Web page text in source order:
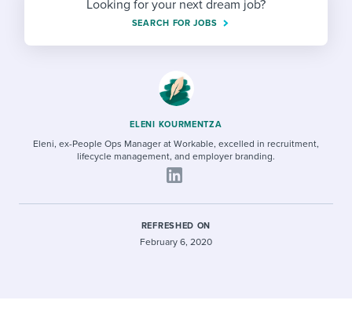
Establishing an employer brand
Candidate/employee experiences
HR terms
Overall career resources
Looking for your next dream job?
SEARCH FOR JOBS
ELENI KOURMENTZA
Eleni, ex-People Ops Manager at Workable, excelled in recruitment,
lifecycle management, and employer branding.
REFRESHED ON
February 6, 2020